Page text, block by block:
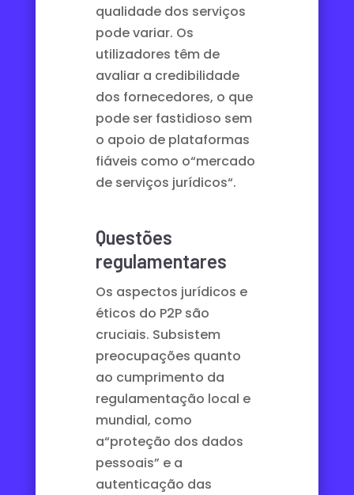
qualidade dos serviços
pode variar. Os
utilizadores têm de
avaliar a credibilidade
dos fornecedores, o que
pode ser fastidioso sem
o apoio de plataformas
fiáveis como o“mercado
de serviços jurídicos“.
Questões
regulamentares
Os aspectos jurídicos e
éticos do P2P são
cruciais. Subsistem
preocupações quanto
ao cumprimento da
regulamentação local e
mundial, como
a“proteção dos dados
pessoais” e a
autenticação das